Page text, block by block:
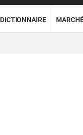
DICTIONNAIRE